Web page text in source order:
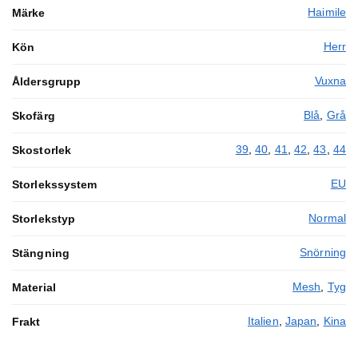
Märke Haimile
Kön Herr
Åldersgrupp Vuxna
Skofärg Blå, Grå
Skostorlek 39,40, 41, 42,43, 44
Storlekssystem EU
Storlekstyp Normal
Stängning Snörning
Material Mesh, Tyg
Frakt Italien, Japan, Kina